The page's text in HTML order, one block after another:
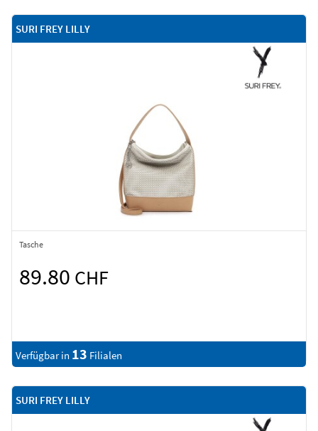
SURI FREY LILLY
Tasche
89.80 CHF
Verfügbar in 13 Filialen
SURI FREY LILLY